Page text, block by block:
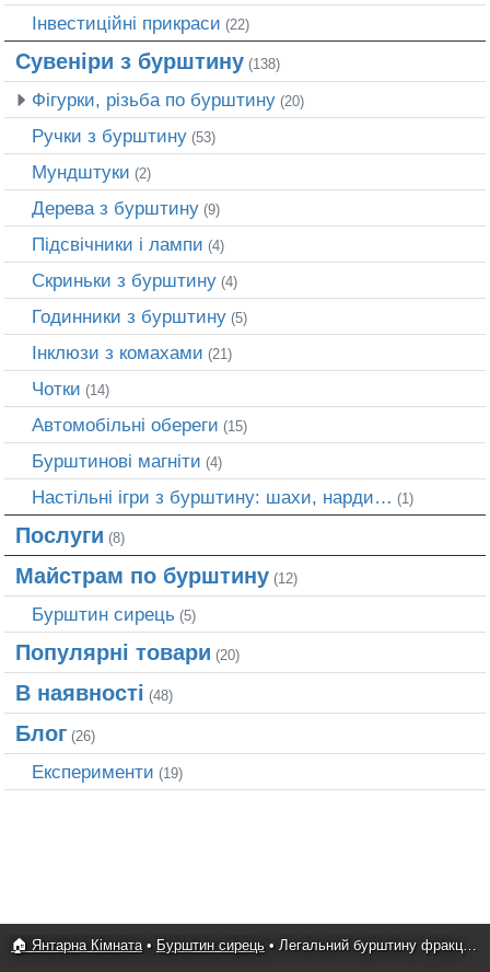
Інвестиційні прикраси (22)
Сувеніри з бурштину (138)
Фігурки, різьба по бурштину (20)
Ручки з бурштину (53)
Мундштуки (2)
Дерева з бурштину (9)
Підсвічники і лампи (4)
Скриньки з бурштину (4)
Годинники з бурштину (5)
Інклюзи з комахами (21)
Чотки (14)
Автомобільні обереги (15)
Бурштинові магніти (4)
Настільні ігри з бурштину: шахи, нарди… (1)
Послуги (8)
Майстрам по бурштину (12)
Бурштин сирець (5)
Популярні товари (20)
В наявності (48)
Блог (26)
Експерименти (19)
🏠 Янтарна Кімната• Бурштин сирець • Легальний бурштину фракції 0-20 г